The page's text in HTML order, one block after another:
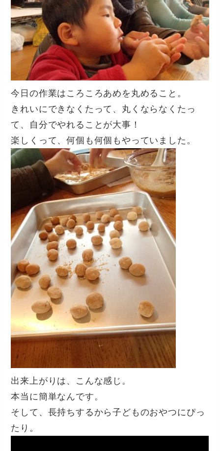
今日の作業はころころあめを丸めること。
きれいにできなくたって、丸くならなくたっ
て、自分でやれることが大事！
楽しくって、何個も何個もやっていました。
出来上がりは、こんな感じ。
本当に簡単なんです。
そして、長持ちするから子どものおやつにぴっ
たり。